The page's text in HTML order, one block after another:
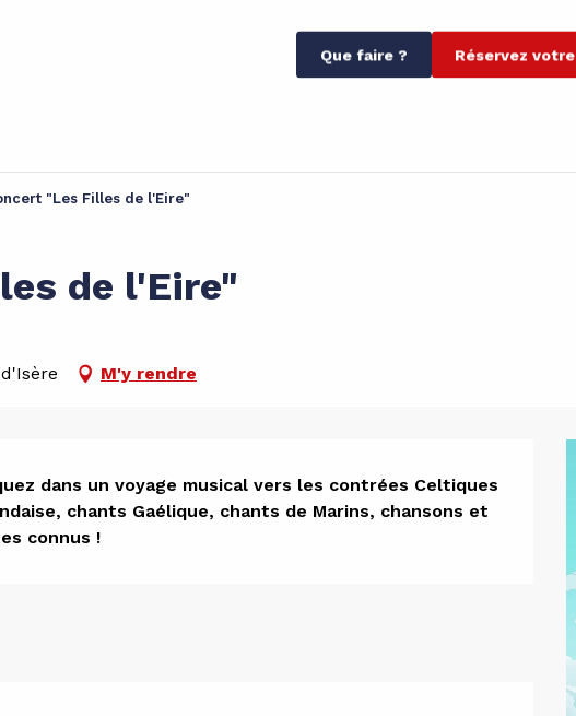
Que faire ? Réservez
"Les Filles de l'Eire"
de l'Eire"
M'y rendre
dans un voyage musical vers les contrées Celtiques
chants Gaélique, chants de Marins, chansons et
connus !